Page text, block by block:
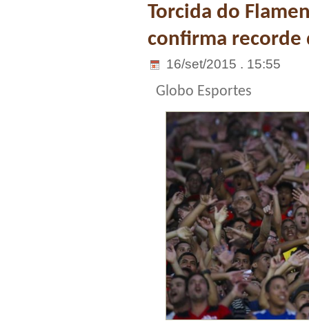
Torcida do
confirma recorde
16/set/2015 . 15:55
Globo Esportes